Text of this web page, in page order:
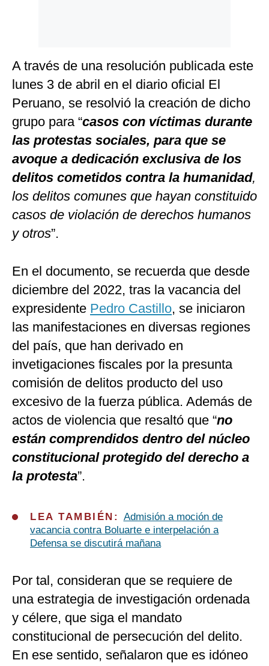
A través de una resolución publicada este
lunes 3 de abril en el diario oficial El
Peruano, se resolvió la creación de dicho
grupo para “casos con víctimas durante
las protestas sociales, para que se
avoque a dedicación exclusiva de los
delitos cometidos contra la humanidad,
los delitos comunes que hayan constituido
casos de violación de derechos humanos
y otros”.
En el documento, se recuerda que desde
diciembre del 2022, tras la vacancia del
expresidente Pedro Castillo, se iniciaron
las manifestaciones en diversas regiones
del país, que han derivado en
invetigaciones fiscales por la presunta
comisión de delitos producto del uso
excesivo de la fuerza pública. Además de
actos de violencia que resaltó que “no
están comprendidos dentro del núcleo
constitucional protegido del derecho a
la protesta”.
LEA TAMBIÉN: Admisión a moción de
vacancia contra Boluarte e interpelación a
Defensa se discutirá mañana
Por tal, consideran que se requiere de
una estrategia de investigación ordenada
y célere, que siga el mandato
constitucional de persecución del delito.
En ese sentido, señalaron que es idóneo